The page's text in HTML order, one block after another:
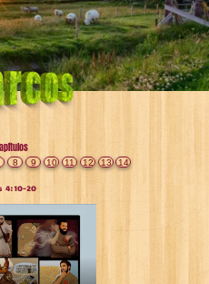
8 9 10 11 12 13
14
4:10-20